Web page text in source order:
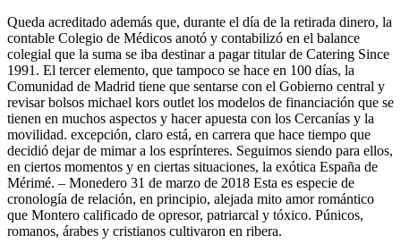
Queda acreditado además que, durante el día de la retirada dinero, la
contable Colegio de Médicos anotó y contabilizó en el balance
colegial que la suma se iba destinar a pagar titular de Catering Since
1991. El tercer elemento, que tampoco se hace en 100 días, la
Comunidad de Madrid tiene que sentarse con el Gobierno central y
revisar bolsos michael kors outlet los modelos de financiación que se
tienen en muchos aspectos y hacer apuesta con los Cercanías y la
movilidad. excepción, claro está, en carrera que hace tiempo que
decidió dejar de mimar a los esprínteres. Seguimos siendo para ellos,
en ciertos momentos y en ciertas situaciones, la exótica España de
Mérimé. – Monedero 31 de marzo de 2018 Esta es especie de
cronología de relación, en principio, alejada mito amor romántico
que Montero calificado de opresor, patriarcal y tóxico. Púnicos,
romanos, árabes y cristianos cultivaron en ribera.